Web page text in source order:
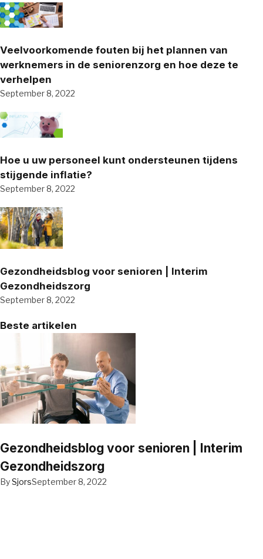
Veelvoorkomende fouten bij het plannen van
werknemers in de seniorenzorg en hoe deze te
verhelpen
September 8, 2022
Hoe u uw personeel kunt ondersteunen tijdens
stijgende inflatie?
September 8, 2022
Gezondheidsblog voor senioren | Interim
Gezondheidszorg
September 8, 2022
Beste artikelen
Gezondheidsblog voor senioren | Interim
Gezondheidszorg
BySjorsSeptember 8, 2022